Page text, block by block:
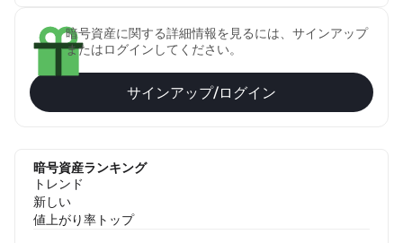
暗号資産に関する詳細情報を見るには、サインアップ
またはログインしてください。
サインアップ/ログイン
暗号資産ランキング
トレンド
新しい
値上がり率トップ